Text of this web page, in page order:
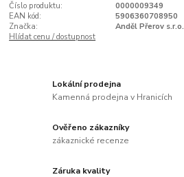
Číslo produktu:
0000009349
EAN kód:
5906360708950
Značka:
Anděl Přerov s.r.o.
Hlídat cenu / dostupnost
Lokální prodejna
Kamenná prodejna v Hranicích
Ověřeno zákazníky
zákaznické recenze
Záruka kvality